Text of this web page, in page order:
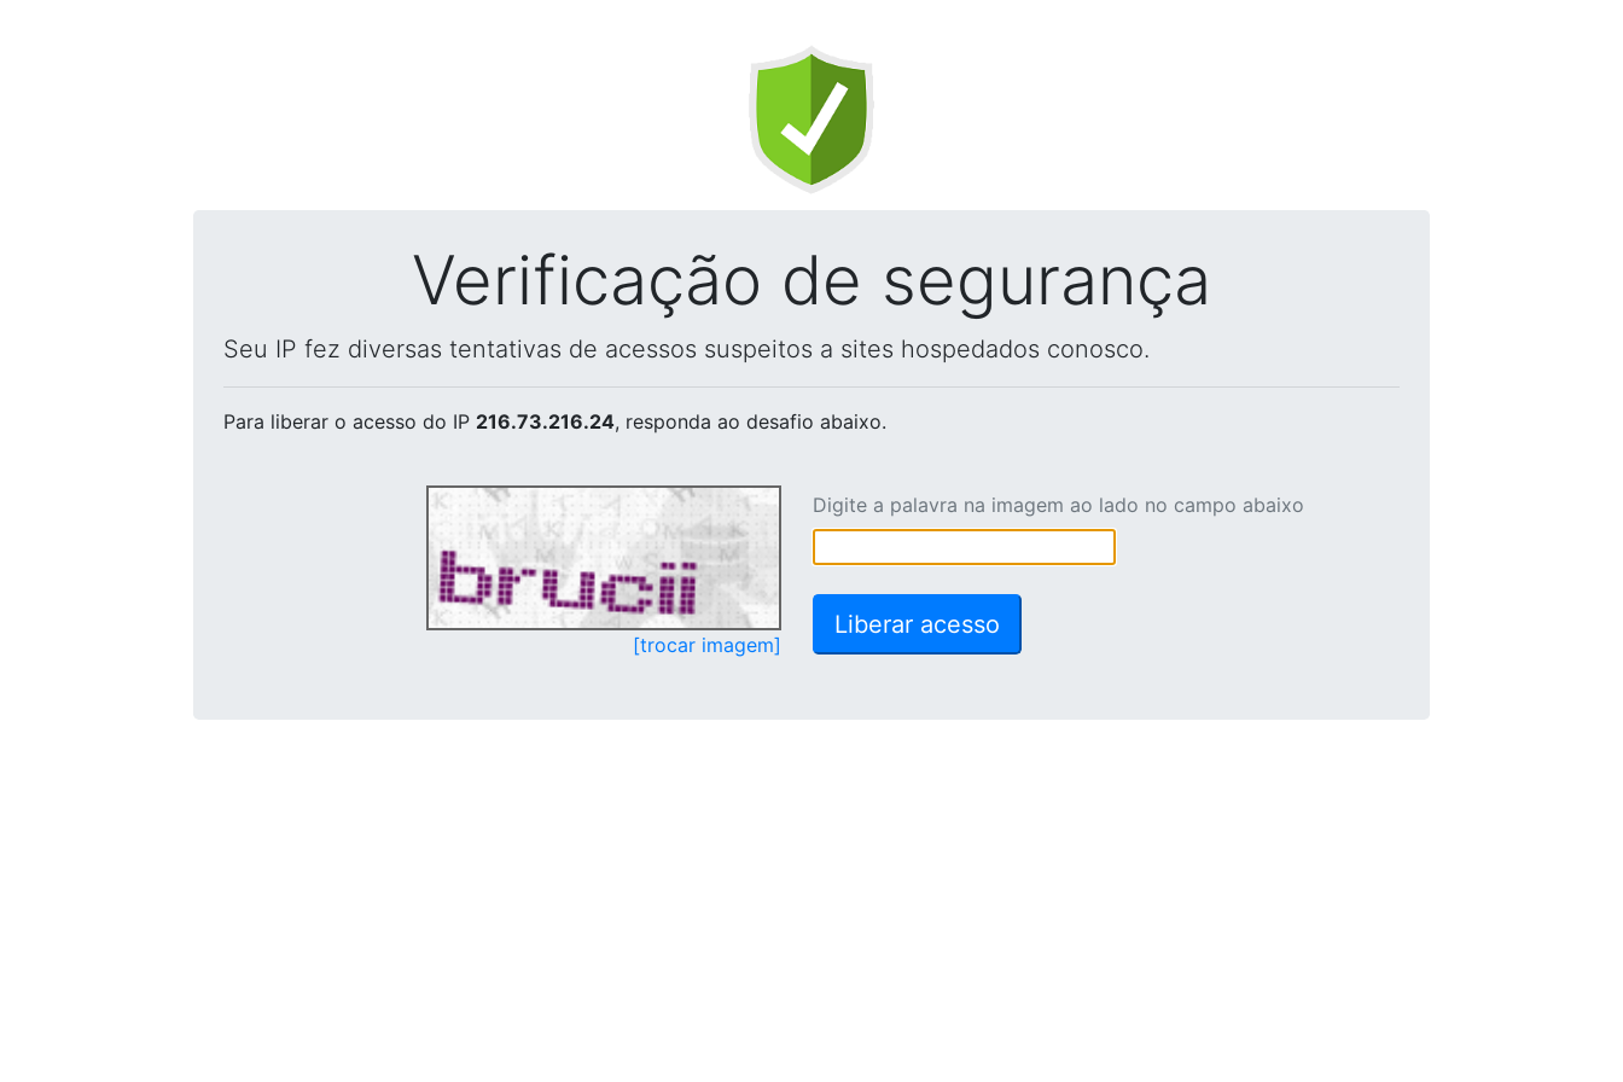
Verificação de segurança
Seu IP fez diversas tentativas de acessos suspeitos a sites hospedados conosco.
Para liberar o acesso do IP 216.73.216.24, responda ao desafio abaixo.
[trocar imagem]
Digite a palavra na imagem ao lado no campo abaixo